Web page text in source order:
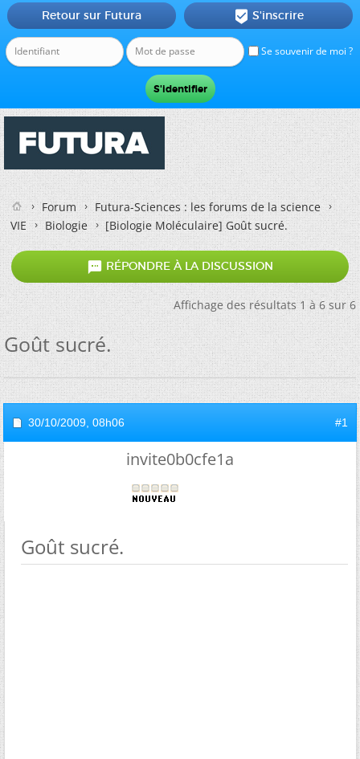
Se souvenir de moi ?
Retour sur Futura  S'inscrire
Forum
Futura-Sciences : les forums de la science
VIE
Biologie [Biologie Moléculaire]Goût sucré.
 RÉPONDRE À LA DISCUSSION
Affichage des résultats 1 à 6 sur 6
Goût sucré.
30/10/2009, 08h06 #1
invite0b0cfe1a
Goût sucré.